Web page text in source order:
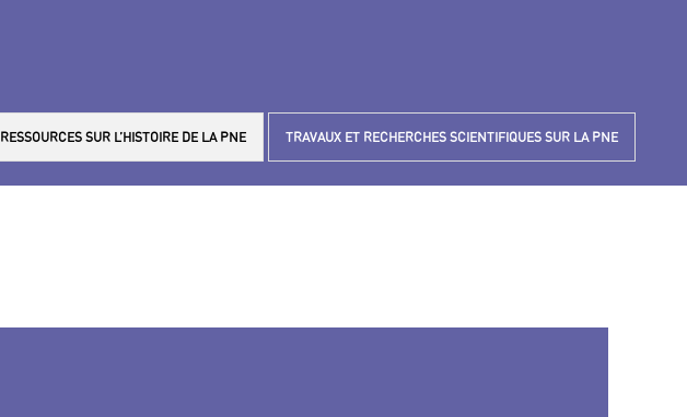
RESSOURCES SUR L’HISTOIRE DE LA PNE TRAVAUX ET RECHERCHES SCIENTIFIQUES SUR LA PNE